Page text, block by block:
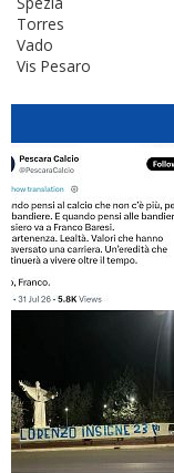
Torres
Vado
Vis Pesaro